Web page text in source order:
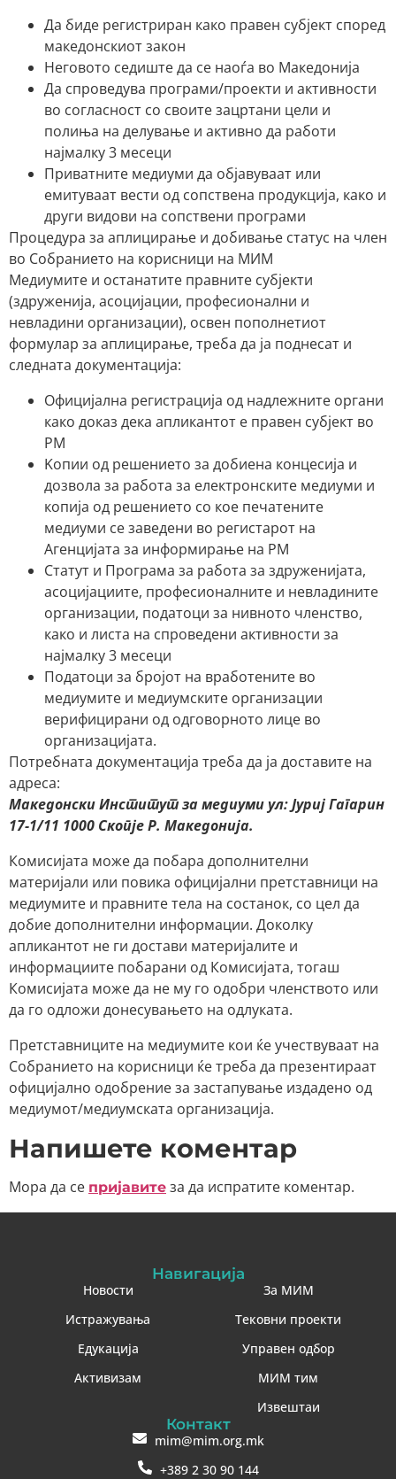
Да биде регистриран како правен субјект според
македонскиот закон
Неговото седиште да се наоѓа во Македонија
Да спроведува програми/проекти и активности
во согласност со своите зацртани цели и
полиња на делување и активно да работи
најмалку 3 месеци
Приватните медиуми да објавуваат или
емитуваат вести од сопствена продукција, како и
други видови на сопствени програми
Процедура за аплицирање и добивање статус на член
во Собранието на корисници на МИМ
Медиумите и останатите правните субјекти
(здруженија, асоцијации, професионални и
невладини организации), освен пополнетиот
формулар за аплицирање, треба да ја поднесат и
следната документација:
Oфицијална регистрација од надлежните органи
како доказ дека апликантот е правен субјект во
РМ
Kопии од решението за добиена концесија и
дозвола за работа за електронските медиуми и
копија од решението со кое печатените
медиуми се заведени во регистарот на
Агенцијата за информирање на РМ
Статут и Програма за работа за здруженијата,
асоцијациите, професионалните и невладините
организации, податоци за нивното членство,
како и листа на спроведени активности за
најмалку 3 месеци
Податоци за бројот на вработените во
медиумите и медиумските организации
верифицирани од одговорното лице во
организацијата.
Потребната документација треба да ја доставите на
адреса:
Македонски Институт за медиуми ул: Јуриј Гагарин
17-1/11 1000 Скопје Р. Македонија.
Комисијата може да побара дополнителни
материјали или повика официјални претставници на
медиумите и правните тела на состанок, со цел да
добие дополнителни информации. Доколку
апликантот не ги достави материјалите и
информациите побарани од Комисијата, тогаш
Комисијата може да не му го одобри членството или
да го одложи донесувањето на одлуката.
Претставниците на медиумите кои ќе учествуваат на
Собранието на корисници ќе треба да презентираат
официјално одобрение за застапување издадено од
медиумот/медиумската организација.
Напишете коментар
Мора да се пријавите за да испратите коментар.
Навигација
Новости
Истражувања
Едукација
Активизам
За МИМ
Тековни проекти
Управен одбор
МИМ тим
Извештаи
Контакт
mim@mim.org.mk
+389 2 30 90 144